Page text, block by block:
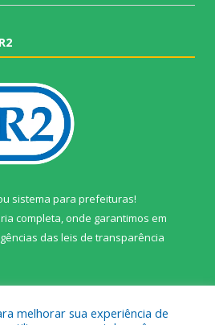
sistema para prefeituras!
completa, onde garantimos em
das leis de transparência
melhorar sua experiência de